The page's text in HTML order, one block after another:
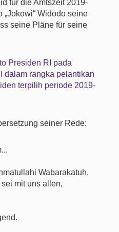
für die Amtszeit 2019-
Widodo seine
seine Pläne für seine
Presiden RI pada
dalam rangka pelantikan
terpilih periode 2019-
seiner Rede:
Wabarakatuh,
mit uns allen,